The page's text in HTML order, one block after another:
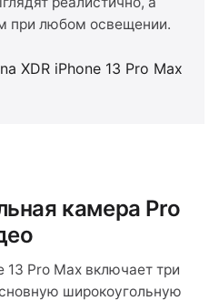
при любом освещении.
камера Pro
Pro Max включает три
широкоугольную